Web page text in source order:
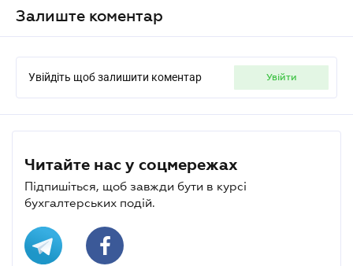
Залиште коментар
Увійдіть щоб залишити коментар увійти
Читайте нас у соцмережах
Підпишіться, щоб завжди бути в курсі
бухгалтерських подій.